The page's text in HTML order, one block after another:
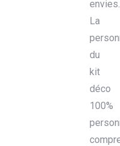
envies.
La
du
kit
déco
100%